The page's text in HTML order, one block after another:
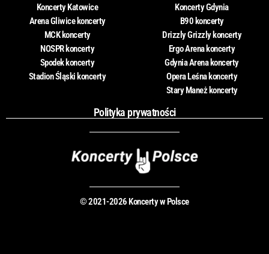
Koncerty Katowice
Arena Gliwice koncerty
MCK koncerty
NOSPR koncerty
Spodek koncerty
Stadion Śląski koncerty
Koncerty Gdynia
B90 koncerty
Drizzly Grizzly koncerty
Ergo Arena koncerty
Gdynia Arena koncerty
Opera Leśna koncerty
Stary Maneż koncerty
Polityka prywatności
© 2021-2026 Koncerty w Polsce